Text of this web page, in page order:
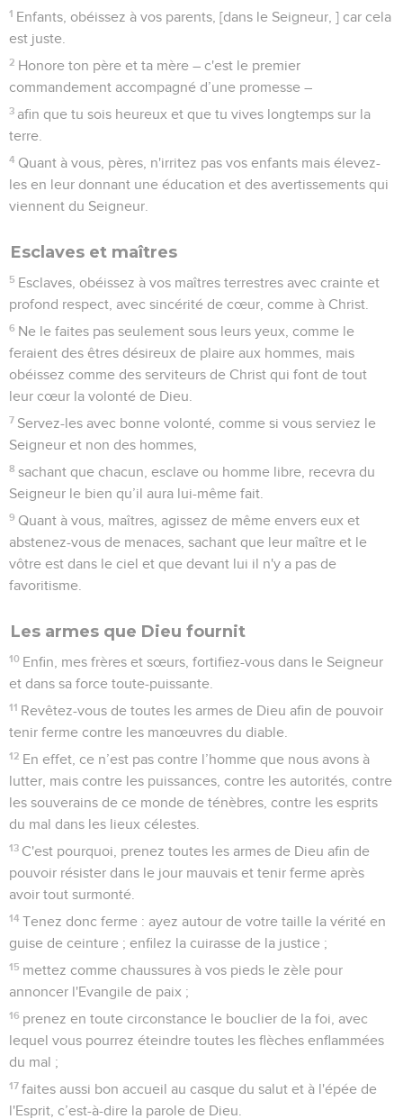
1 Enfants, obéissez à vos parents, [dans le Seigneur, ] car cela
est juste.
2 Honore ton père et ta mère – c'est le premier
commandement accompagné d’une promesse –
3 afin que tu sois heureux et que tu vives longtemps sur la
terre.
4 Quant à vous, pères, n'irritez pas vos enfants mais élevez-
les en leur donnant une éducation et des avertissements qui
viennent du Seigneur.
Esclaves et maîtres
5 Esclaves, obéissez à vos maîtres terrestres avec crainte et
profond respect, avec sincérité de cœur, comme à Christ.
6 Ne le faites pas seulement sous leurs yeux, comme le
feraient des êtres désireux de plaire aux hommes, mais
obéissez comme des serviteurs de Christ qui font de tout
leur cœur la volonté de Dieu.
7 Servez-les avec bonne volonté, comme si vous serviez le
Seigneur et non des hommes,
8 sachant que chacun, esclave ou homme libre, recevra du
Seigneur le bien qu’il aura lui-même fait.
9 Quant à vous, maîtres, agissez de même envers eux et
abstenez-vous de menaces, sachant que leur maître et le
vôtre est dans le ciel et que devant lui il n'y a pas de
favoritisme.
Les armes que Dieu fournit
10 Enfin, mes frères et sœurs, fortifiez-vous dans le Seigneur
et dans sa force toute-puissante.
11 Revêtez-vous de toutes les armes de Dieu afin de pouvoir
tenir ferme contre les manœuvres du diable.
12 En effet, ce n’est pas contre l’homme que nous avons à
lutter, mais contre les puissances, contre les autorités, contre
les souverains de ce monde de ténèbres, contre les esprits
du mal dans les lieux célestes.
13 C'est pourquoi, prenez toutes les armes de Dieu afin de
pouvoir résister dans le jour mauvais et tenir ferme après
avoir tout surmonté.
14 Tenez donc ferme : ayez autour de votre taille la vérité en
guise de ceinture ; enfilez la cuirasse de la justice ;
15 mettez comme chaussures à vos pieds le zèle pour
annoncer l'Evangile de paix ;
16 prenez en toute circonstance le bouclier de la foi, avec
lequel vous pourrez éteindre toutes les flèches enflammées
du mal ;
17 faites aussi bon accueil au casque du salut et à l'épée de
l'Esprit, c’est-à-dire la parole de Dieu.